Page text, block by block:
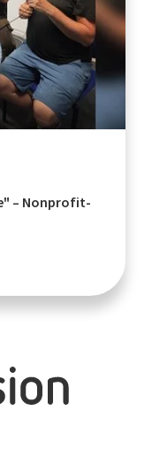
– Nonprofit-